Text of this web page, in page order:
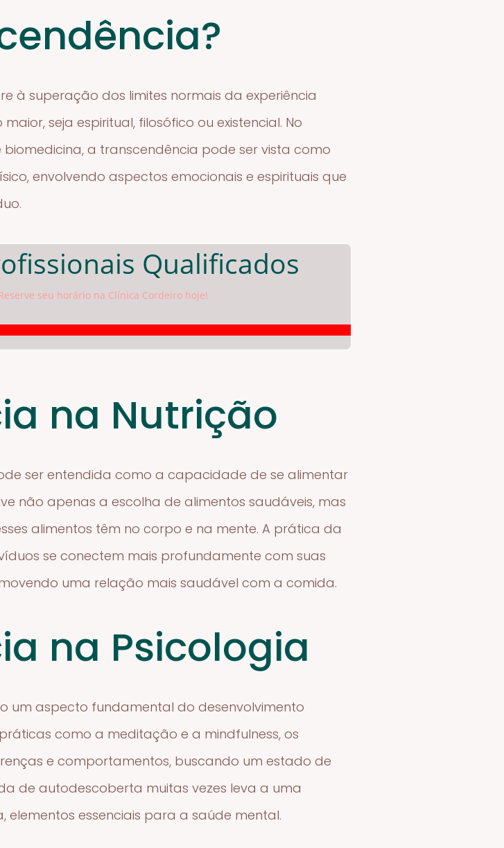
à superação dos limites normais da experiência
seja espiritual, filosófico ou existencial. No
a transcendência pode ser vista como
envolvendo aspectos emocionais e espirituais que
Qualificados
seu horário na Clínica Cordeiro hoje!
na Nutrição
ser entendida como a capacidade de se alimentar
não apenas a escolha de alimentos saudáveis, mas
alimentos têm no corpo e na mente. A prática da
se conectem mais profundamente com suas
uma relação mais saudável com a comida.
na Psicologia
um aspecto fundamental do desenvolvimento
como a meditação e a mindfulness, os
e comportamentos, buscando um estado de
de autodescoberta muitas vezes leva a uma
essenciais para a saúde mental.